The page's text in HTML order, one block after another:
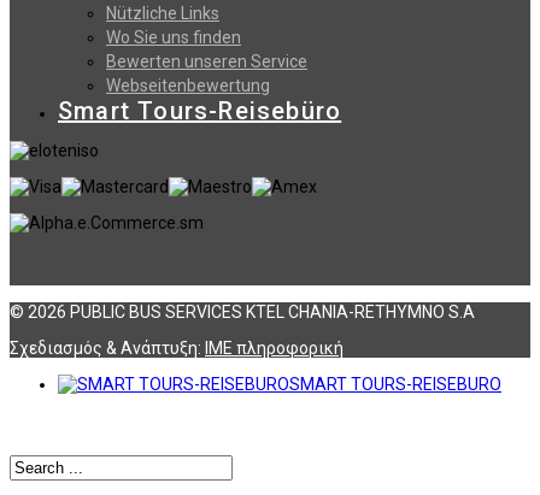
Nützliche Links
Wo Sie uns finden
Bewerten unseren Service
Webseitenbewertung
Smart Tours-Reisebüro
© 2026 PUBLIC BUS SERVICES KTEL CHANIA-RETHYMNO S.A
Σχεδιασμός & Ανάπτυξη: ΙΜΕ πληροφορική
SMART TOURS-REISEBURO